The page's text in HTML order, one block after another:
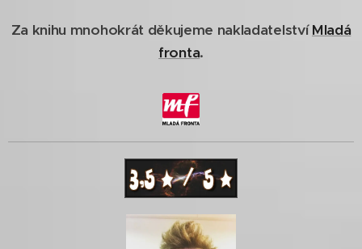
Za knihu mnohokrát děkujeme nakladatelstvíMladá
fronta.